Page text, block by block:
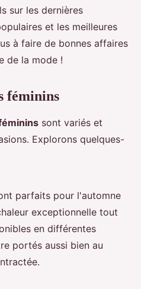
sur les dernières
et les meilleures
à faire de bonnes affaires
de la mode !
féminins
sont variés et
Explorons quelques-
parfaits pour l'automne
exceptionnelle tout
en différentes
portés aussi bien au